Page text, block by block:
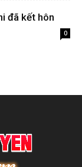
đã kết hôn
0